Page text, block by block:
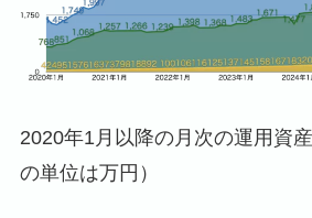
2020年1月以降の月次の運用資
の単位は万円）